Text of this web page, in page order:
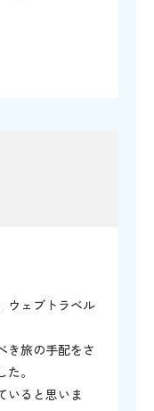
ウェブトラベル
き旅の手配をさ
。
いると思いま